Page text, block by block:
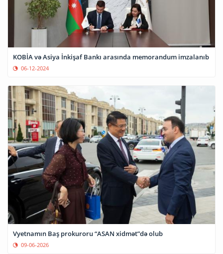
KOBİA və Asiya İnkişaf Bankı arasında memorandum imzalanıb
06-12-2024
Vyetnamın Baş prokuroru “ASAN xidmət”də olub
09-06-2026